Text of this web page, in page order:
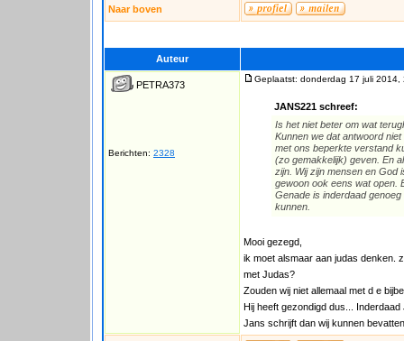
Naar boven
Auteur
PETRA373
Berichten: 2328
Geplaatst: donderdag 17 juli 2014,
JANS221 schreef:
Is het niet beter om wat
Kunnen we dat antwoord
met ons beperkte verstand
(zo gemakkelijk) geven. En
zijn. Wij zijn mensen en God
gewoon ook eens wat open.
Genade is inderdaad
kunnen.
Mooi gezegd,
ik moet alsmaar aan judas denken.
met Judas?
Zouden wij niet allemaal met d e
Hij heeft gezondigd dus...
Jans schrijft dan wij kunnen